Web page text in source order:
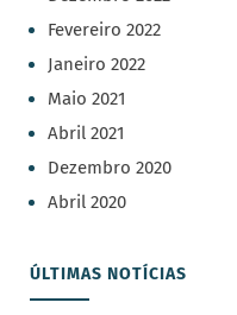
Fevereiro 2022
Janeiro 2022
Maio 2021
Abril 2021
Dezembro 2020
Abril 2020
ÚLTIMAS NOTÍCIAS